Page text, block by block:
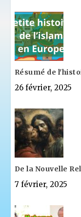
Résumé de
26 février, 2025
De la Nouvelle
7 février, 2025